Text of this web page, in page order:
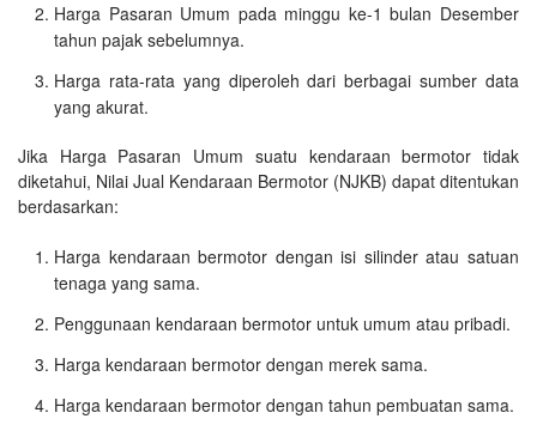
Harga Pasaran Umum pada minggu ke-1 bulan Desember
tahun pajak sebelumnya.
Harga rata-rata yang diperoleh dari berbagai sumber data
yang akurat.
Jika Harga Pasaran Umum suatu kendaraan bermotor tidak
diketahui, Nilai Jual Kendaraan Bermotor (NJKB) dapat ditentukan
berdasarkan:
Harga kendaraan bermotor dengan isi silinder atau satuan
tenaga yang sama.
Penggunaan kendaraan bermotor untuk umum atau pribadi.
Harga kendaraan bermotor dengan merek sama.
Harga kendaraan bermotor dengan tahun pembuatan sama.